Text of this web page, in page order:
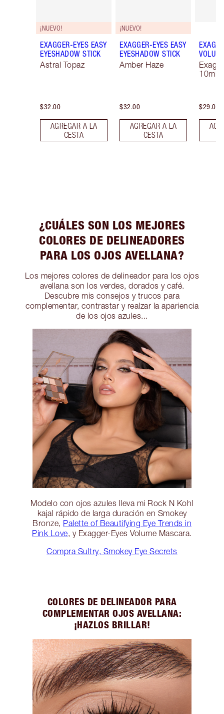
¡NUEVO!
EXAGGER-EYES EASY
EYESHADOW STICK
Astral Topaz
$32.00
AGREGAR A LA
CESTA
¡NUEVO!
EXAGGER-EYES EASY
EYESHADOW STICK
Amber Haze
$32.00
AGREGAR A LA
CESTA
10ml
$29.00
¿CUÁLES SON LOS MEJORES
COLORES DE DELINEADORES
PARA LOS OJOS AVELLANA?
Los mejores colores de delineador para los ojos
avellana son los verdes, dorados y café.
Descubre mis consejos y trucos para
complementar, contrastar y realzar la apariencia
de los ojos azules...
Modelo con ojos azules lleva mi Rock N Kohl
kajal rápido de larga duración en Smokey
Bronze, Palette of Beautifying Eye Trends in
Pink Love, y Exagger-Eyes Volume Mascara.
Compra Sultry, Smokey Eye Secrets
COLORES DE DELINEADOR PARA
COMPLEMENTAR OJOS AVELLANA:
¡HAZLOS BRILLAR!